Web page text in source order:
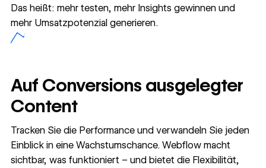
Das heißt: mehr testen, mehr Insights gewinnen und
mehr Umsatzpotenzial generieren.
Auf Conversions ausgelegter
Content
Tracken Sie die Performance und verwandeln Sie jeden
Einblick in eine Wachstumschance. Webflow macht
sichtbar, was funktioniert – und bietet die Flexibilität,